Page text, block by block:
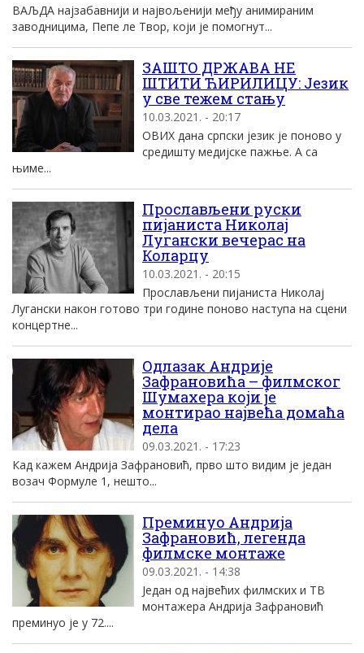
ВАЉДА најзабавнији и највољенији међу анимираним
заводницима, Пепе ле Твор, који је помогнут...
ЗАШТО ДРЖАВА НЕ
ШТИТИ ЋИРИЛИЦУ: Језик
у све тежем стању
10.03.2021. - 20:17
ОВИХ дана српски језик је поново у
средишту медијске пажње. А са
њиме...
Прослављени руски
пијаниста Николај
Лугански вечерас на
Коларцу
10.03.2021. - 20:15
Прослављени пијаниста Николај
Лугански након готово три године поново наступа на сцени
концертне...
Одлазак Андрије
Зафрановића – филмског
Шумахера који је
монтирао највећа домаћа
дела
09.03.2021. - 17:23
Кад кажем Андрија Зафрановић, прво што видим је један
возач Формуле 1, нешто...
Преминуо Андрија
Зафрановић, легенда
филмске монтаже
09.03.2021. - 14:38
Један од највећих филмских и ТВ
монтажера Андрија Зафрановић
преминуо је у 72....